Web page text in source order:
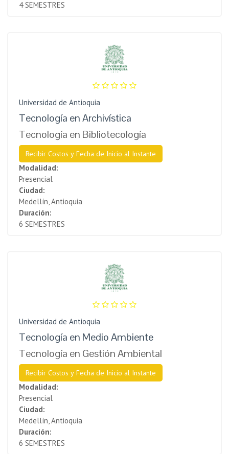
4 SEMESTRES
Universidad de Antioquia
Tecnología en Archivística
Tecnología en Bibliotecología
Recibir Costos y Fecha de Inicio al Instante
Modalidad:
Presencial
Ciudad:
Medellín, Antioquia
Duración:
6 SEMESTRES
Universidad de Antioquia
Tecnología en Medio Ambiente
Tecnología en Gestión Ambiental
Recibir Costos y Fecha de Inicio al Instante
Modalidad:
Presencial
Ciudad:
Medellín, Antioquia
Duración:
6 SEMESTRES